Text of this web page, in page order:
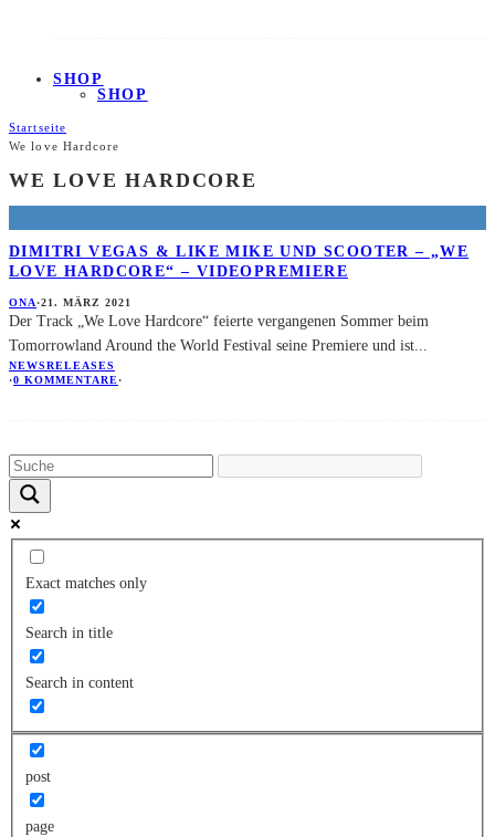
SHOP
SHOP
Startseite
We love Hardcore
WE LOVE HARDCORE
DIMITRI VEGAS & LIKE MIKE UND SCOOTER – „WE
LOVE HARDCORE“ – VIDEOPREMIERE
ONA·21. MÄRZ 2021
Der Track „We Love Hardcore“ feierte vergangenen Sommer beim
Tomorrowland Around the World Festival seine Premiere und ist
NEWSRELEASES
·0 KOMMENTARE·
Exact matches only
Search in title
Search in content
post
page